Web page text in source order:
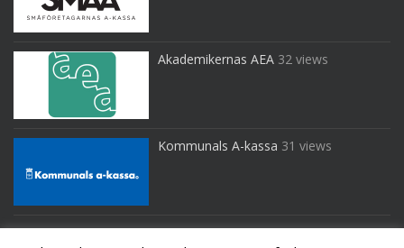
Akademikernas AEA 32 views
Kommunals A-kassa 31 views